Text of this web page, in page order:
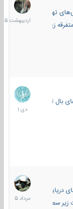
تهاجمی
زیرسطحی
1405
ثابت
12
دی
1401
سطحی
2
مرداد
1405